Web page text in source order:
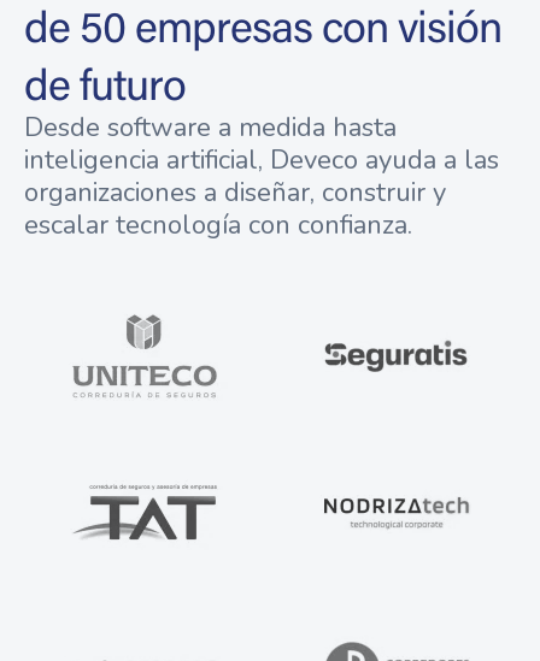
de 50 empresas con visión
de futuro
Desde software a medida hasta
inteligencia artificial, Deveco ayuda a las
organizaciones a diseñar, construir y
escalar tecnología con confianza.